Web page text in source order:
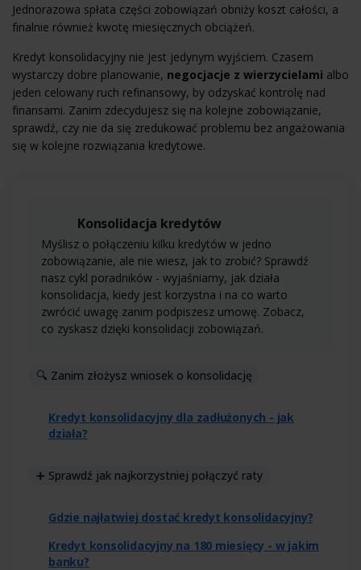
Jednorazowa spłata części zobowiązań obniży koszt całości, a
finalnie również kwotę miesięcznych obciążeń.
Kredyt konsolidacyjny nie jest jedynym wyjściem. Czasem
wystarczy dobre planowanie, negocjacje z wierzycielami albo
jeden celowany ruch refinansowy, by odzyskać kontrolę nad
finansami. Zanim zdecydujesz się na kolejne zobowiązanie,
sprawdź, czy nie da się zredukować problemu bez angażowania
się w kolejne rozwiązania kredytowe.
Konsolidacja kredytów
Myślisz o połączeniu kilku kredytów w jedno
zobowiązanie, ale nie wiesz, jak to zrobić? Sprawdź
nasz cykl poradników - wyjaśniamy, jak działa
konsolidacja, kiedy jest korzystna i na co warto
zwrócić uwagę zanim podpiszesz umowę. Zobacz,
co zyskasz dzięki konsolidacji zobowiązań.
🔍 Zanim złożysz wniosek o konsolidację
Kredyt konsolidacyjny dla zadłużonych - jak
działa?
➕ Sprawdź jak najkorzystniej połączyć raty
Gdzie najłatwiej dostać kredyt konsolidacyjny?
Kredyt konsolidacyjny na 180 miesięcy - w jakim
banku?